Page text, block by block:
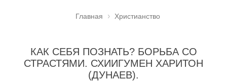
Главная Христианство
КАК СЕБЯ ПОЗНАТЬ? БОРЬБА СО
СТРАСТЯМИ. СХИИГУМЕН ХАРИТОН
(ДУНАЕВ).